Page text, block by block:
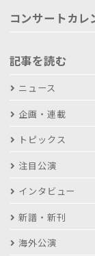
コンサートカレ
記事を読む
ニュース
企画・連載
トピックス
注目公演
インタビュー
新譜・新刊
海外公演